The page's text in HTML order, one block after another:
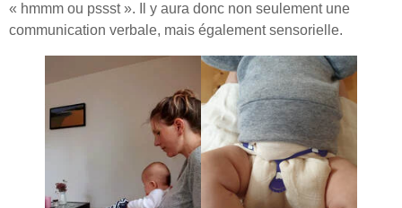
« hmmm ou pssst ». Il y aura donc non seulement une
communication verbale, mais également sensorielle.